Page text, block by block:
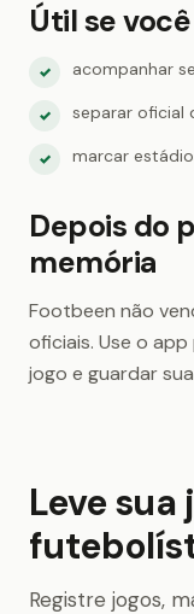
Útil se
✓ acompanhar
✓ separar oficial
✓ marcar
Depois do
memória
Footbeen não
oficiais. Use o
jogo e guardar
Leve sua
Registre jogos,